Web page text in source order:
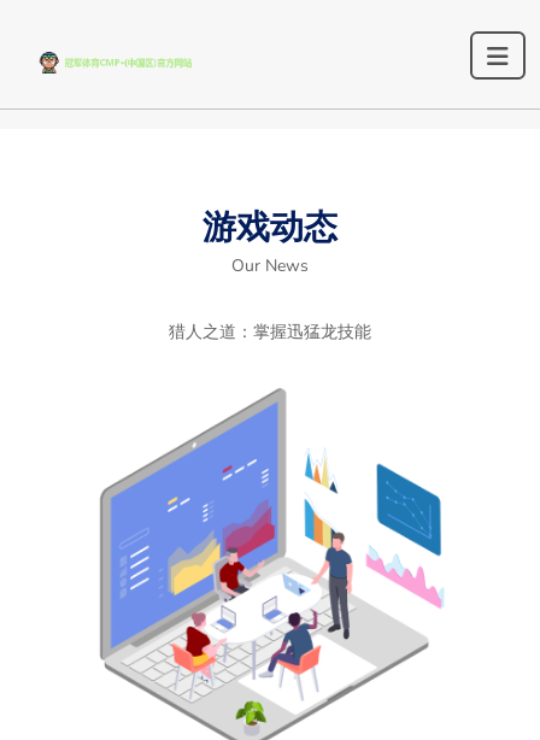
游戏动态
Our News
猎人之道：掌握迅猛龙技能